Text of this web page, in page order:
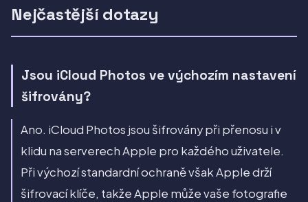
Nejčastější dotazy
Jsou iCloud Photos ve výchozím nastavení
šifrovány?
Ano. iCloud Photos jsou šifrovány při přenosu i v
klidu na serverech Apple pro každého uživatele.
Při výchozí standardní ochraně však Apple drží
šifrovací klíče, takže Apple může vaše fotografie